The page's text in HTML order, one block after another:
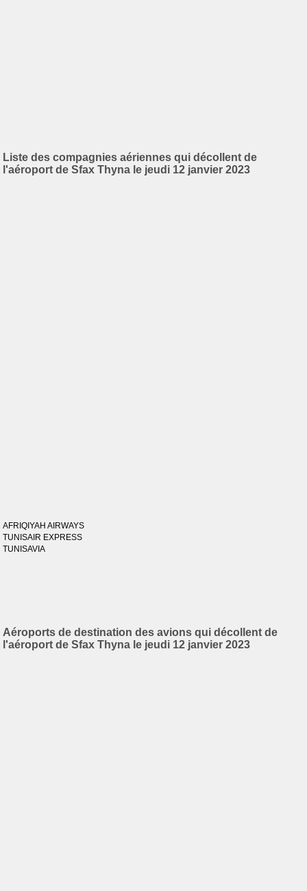
Liste des compagnies aériennes qui décollent de
l'aéroport de Sfax Thyna le jeudi 12 janvier 2023
AFRIQIYAH AIRWAYS
TUNISAIR EXPRESS
TUNISAVIA
Aéroports de destination des avions qui décollent de
l'aéroport de Sfax Thyna le jeudi 12 janvier 2023